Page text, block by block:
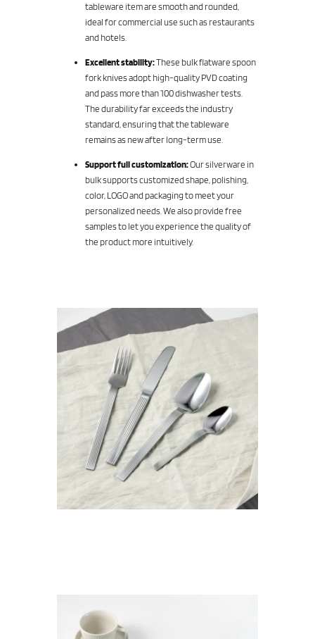
tableware item are smooth and rounded,
ideal for commercial use such as restaurants
and hotels.
Excellent stability:These bulk flatware spoon
fork knives adopt high-quality PVD coating
and pass more than 100 dishwasher tests.
The durability far exceeds the industry
standard, ensuring that the tableware
remains as new after long-term use.
Support full customization:Our silverware in
bulk supports customized shape, polishing,
color, LOGO and packaging to meet your
personalized needs. We also provide free
samples to let you experience the quality of
the product more intuitively.